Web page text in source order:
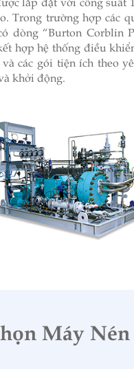
Trong trường hợp các
dòng “Burton Corblin
hợp hệ thống điều
các gói tiện ích theo
khởi động.
Máy